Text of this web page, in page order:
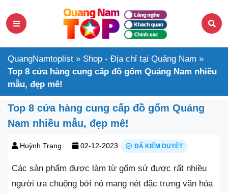
QuangNamtoplist » Shop - Địa chỉ tại Quảng Nam »
Top 8 cửa hàng cung cấp đồ gốm Quảng Nam nhiều
mẫu, đẹp mê!
Top 8 cửa hàng cung cấp đồ gốm Quảng
Nam nhiều mẫu, đẹp mê!
Huỳnh Trang 02-12-2023 ĐÃ KIỂM DUYỆT
Các sản phẩm được làm từ gốm sứ được rất nhiều
người ưa chuộng bởi nó mang nét đặc trưng văn hóa